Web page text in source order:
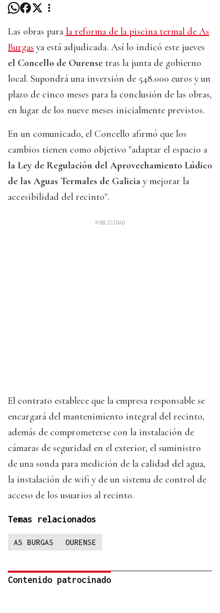
Las obras para la reforma de la piscina termal de As
Burgas ya está adjudicada. Así lo indicó este jueves
el Concello de Ourense tras la junta de gobierno
local. Supondrá una inversión de 548.000 euros y un
plazo de cinco meses para la conclusión de las obras,
en lugar de los nueve meses inicialmente previstos.
En un comunicado, el Concello afirmó que los
cambios tienen como objetivo "adaptar el espacio a
la Ley de Regulación del Aprovechamiento Lúdico
de las Aguas Termales de Galicia y mejorar la
accesibilidad del recinto".
El contrato establece que la empresa responsable se
encargará del mantenimiento integral del recinto,
además de comprometerse con la instalación de
cámaras de seguridad en el exterior, el suministro
de una sonda para medición de la calidad del agua,
la instalación de wifi y de un sistema de control de
acceso de los usuarios al recinto.
Temas relacionados
AS BURGAS OURENSE
Contenido patrocinado